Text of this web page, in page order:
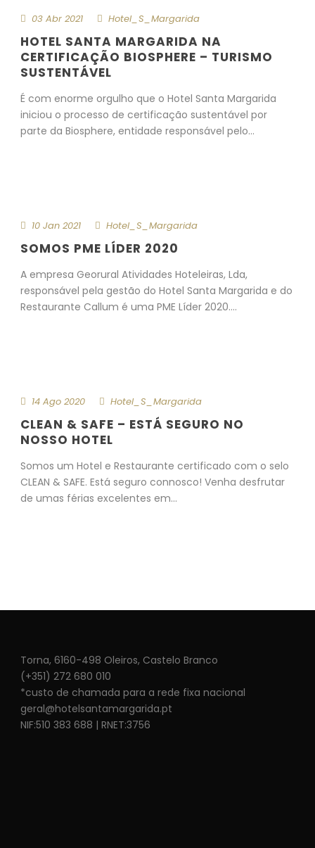
03 Abr 2021 Hotel_S_Margarida
HOTEL SANTA MARGARIDA NA
CERTIFICAÇÃO BIOSPHERE – TURISMO
SUSTENTÁVEL
É com enorme orgulho que o Hotel Santa Margarida
iniciou o processo de certificação sustentável por
parte da Biosphere, entidade responsável pelo...
10 Jan 2021 Hotel_S_Margarida
SOMOS PME LÍDER 2020
A empresa Georural Atividades Hoteleiras, Lda,
responsável pela gestão do Hotel Santa Margarida e do
Restaurante Callum é uma PME Líder 2020....
14 Ago 2020 Hotel_S_Margarida
CLEAN & SAFE – ESTÁ SEGURO NO
NOSSO HOTEL
Somos um Hotel e Restaurante certificado com o selo
CLEAN & SAFE. Está seguro connosco! Venha desfrutar
de umas férias excelentes em...
Torna, 6160-498 Oleiros, Castelo Branco
(+351) 272 680 010
*custo de chamada para a rede fixa nacional
geral@hotelsantamargarida.pt
NIF:510 383 688 | RNET:3756